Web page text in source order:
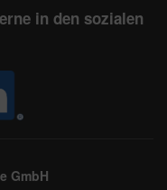
in den sozialen
GmbH